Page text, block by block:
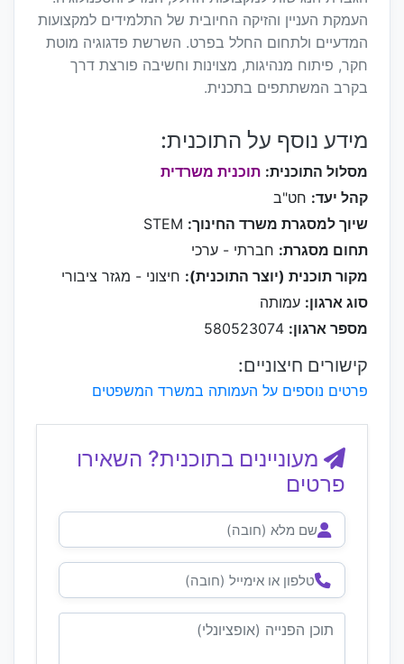
העמקת העניין והזיקה החיובית של התלמידים למקצועות
המדעיים ולתחום החלל בפרט. השרשת פדגוגיה מוטת
חקר, פיתוח מנהיגות, מצוינות וחשיבה פורצת דרך
בקרב המשתתפים בתכנית.
מידע נוסף על התוכנית:
מסלול התוכנית: תוכנית משרדית
קהל יעד: חט"ב
שיוך למסגרת משרד החינוך:
תחום מסגרת: חברתי - ערכי
מקור תוכנית (יוצר התוכנית): חיצוני - מגזר ציבורי
סוג ארגון: עמותה
מספר ארגון:
קישורים חיצוניים:
פרטים נוספים על העמותה במשרד המשפטים
מעוניינים בתוכנית? השאירו
פרטים